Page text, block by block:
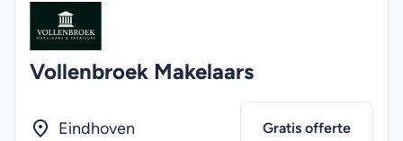
Vollenbroek Makelaars
Eindhoven Gratis offerte